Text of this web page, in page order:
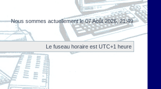
Nous sommes actuellement le 07 Août 2026, 21:49
Le fuseau horaire est UTC+1 heure